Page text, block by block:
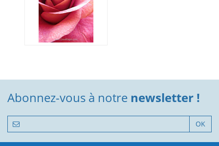
Abonnez-vous à notre newsletter !
OK